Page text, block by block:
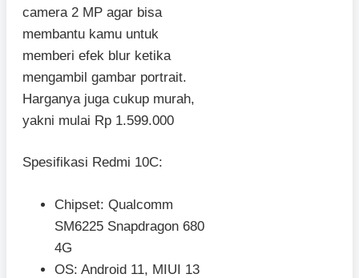
camera 2 MP agar bisa
membantu kamu untuk
memberi efek blur ketika
mengambil gambar portrait.
Harganya juga cukup murah,
yakni mulai Rp 1.599.000
Spesifikasi Redmi 10C:
Chipset: Qualcomm
SM6225 Snapdragon 680
4G
OS: Android 11, MIUI 13